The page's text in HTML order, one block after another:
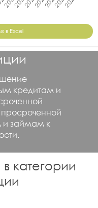
в Excel
кредитам и
и займам к
категории